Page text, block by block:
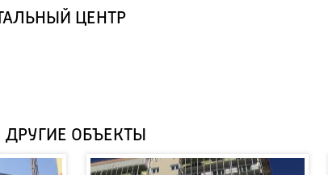
ЦЕНТР
ДРУГИЕ ОБЪЕКТЫ